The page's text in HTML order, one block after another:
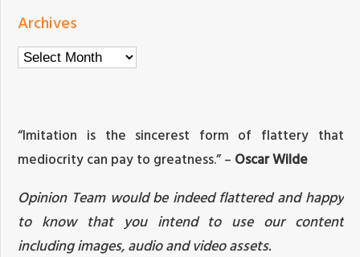
Archives
Archives
“Imitation is the sincerest form of flattery that
mediocrity can pay to greatness.” – Oscar Wilde
Opinion Team would be indeed flattered and happy
to know that you intend to use our content
including images, audio and video assets.